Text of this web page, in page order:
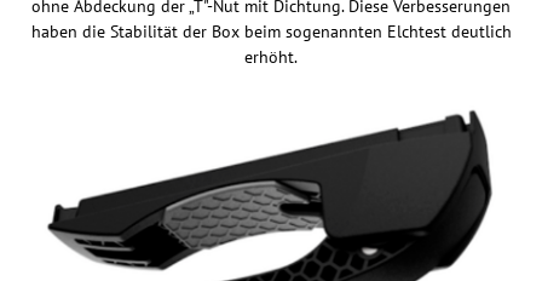
ohne Abdeckung der „T"-Nut mit Dichtung. Diese Verbesserungen
haben die Stabilität der Box beim sogenannten Elchtest deutlich
erhöht.